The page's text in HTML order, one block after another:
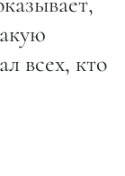
всех, кто